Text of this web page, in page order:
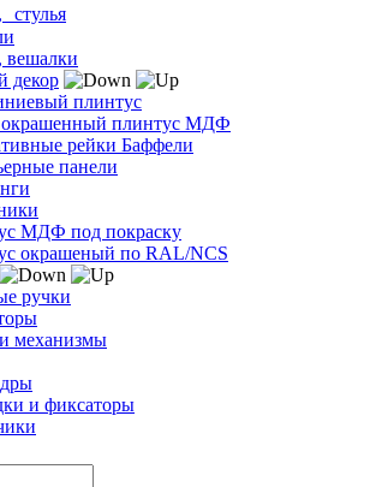
стулья
вешалки
декор
плинтус
плинтус МДФ
рейки Баффели
панели
МДФ под покраску
окрашеный по RAL/NCS
ручки
механизмы
и фиксаторы